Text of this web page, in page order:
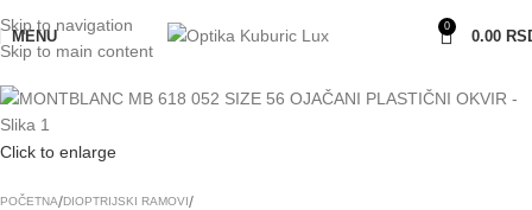
Skip to navigation
Skip to main content
MENU
0
0.00
Click to enlarge
POČETNA DIOPTRIJSKI RAMOVI